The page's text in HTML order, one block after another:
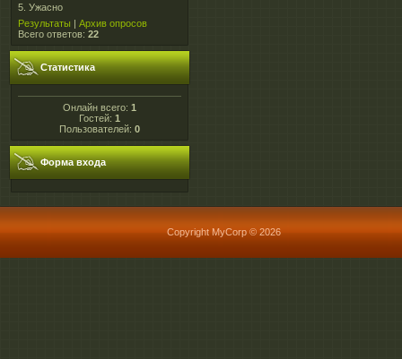
5. Ужасно
Результаты | Архив опросов
Всего ответов: 22
Статистика
Онлайн всего: 1
Гостей: 1
Пользователей: 0
Форма входа
Copyright MyCorp © 2026